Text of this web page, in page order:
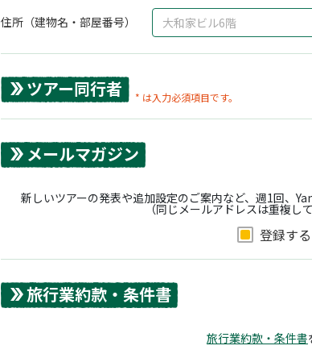
住所（建物名・部屋番号）
ツアー同行者 * は入力必須項目です。
メールマガジン
新しいツアーの発表や追加設定のご案内など、週1回、
（同じメールアドレスは重複し
登録する
旅行業約款・条件書
旅⾏業約款・条件書